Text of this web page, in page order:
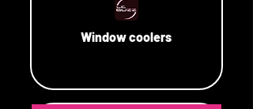
Window coolers